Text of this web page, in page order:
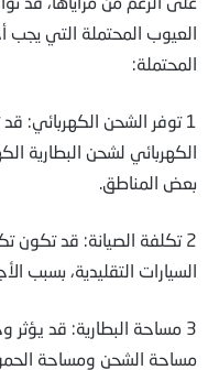
العيوب المحتملة التي يجب
المحتملة:
1 توفر الشحن الكهربائي:
الكهربائي لشحن البطارية
بعض المناطق.
2 تكلفة الصيانة: قد تكون
السيارات التقليدية، بسبب
3 مساحة البطارية: قد يؤثر
مساحة الشحن ومساحة